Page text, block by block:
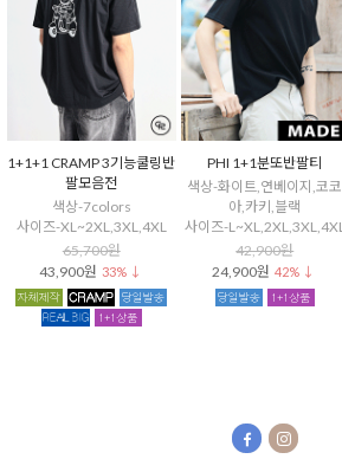
1+1+1 CRAMP 3기능쿨링반
팔모음전
색상-7colors
사이즈-XL~2XL,3XL,4XL
65,700원
43,900원 33% ↓
PHI 1+1분또반팔티
색상-화이트,연베이지,코코
아,카키,블랙
사이즈-L~XL,2XL,3XL,4XL
42,900원
24,900원 42% ↓